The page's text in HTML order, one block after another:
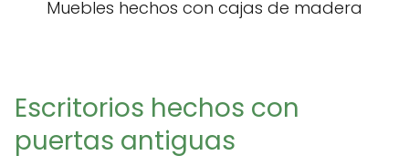
Muebles hechos con cajas de madera
Escritorios hechos con
puertas antiguas